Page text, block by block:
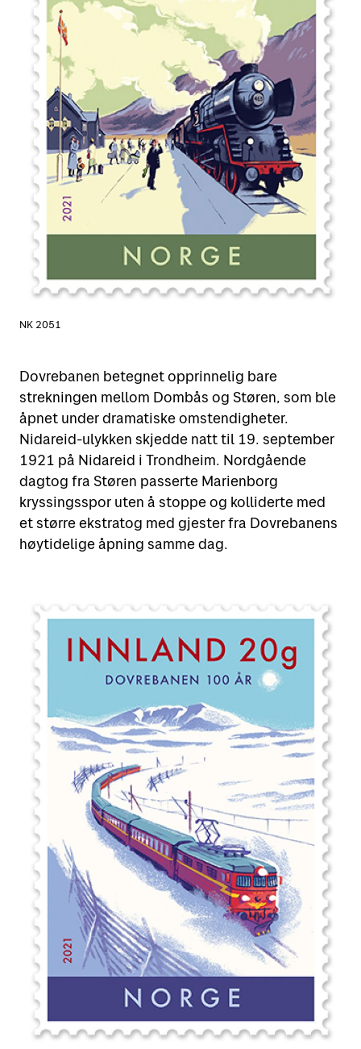
NK 2051
Dovrebanen betegnet opprinnelig bare
strekningen mellom Dombås og Støren, som ble
åpnet under dramatiske omstendigheter.
Nidareid-ulykken skjedde natt til 19. september
1921 på Nidareid i Trondheim. Nordgående
dagtog fra Støren passerte Marienborg
kryssingsspor uten å stoppe og kolliderte med
et større ekstratog med gjester fra Dovrebanens
høytidelige åpning samme dag.